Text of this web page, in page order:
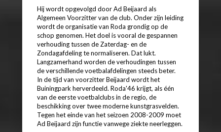
Hij wordt opgevolgd door Ad Beijaard als
Algemeen Voorzitter van de club. Onder zijn leiding
wordt de organisatie van Roda grondig op de
schop genomen. Het doel is vooral de gespannen
verhouding tussen de Zaterdag- en de
Zondagafdeling te normaliseren. Dat lukt.
Langzamerhand worden de verhoudingen tussen
de verschillende voetbalafdelingen steeds beter.
In de tijd van voorzitter Beijaard wordt het
Buiningpark herverdeeld. Roda'46 krijgt, als één
van de eerste voetbalclubs in de regio, de
beschikking over twee moderne kunstgrasvelden.
Tegen het einde van het seizoen 2008-2009 moet
Ad Beijaard zijn functie vanwege ziekte neerleggen.